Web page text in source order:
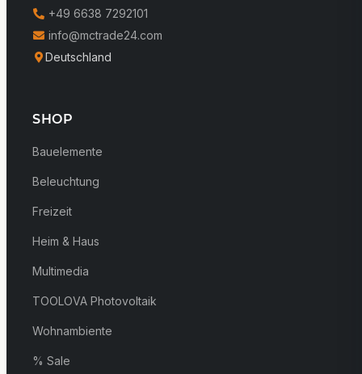
+49 6638 7292101
info@mctrade24.com
Deutschland
SHOP
Bauelemente
Beleuchtung
Freizeit
Heim & Haus
Multimedia
TOOLOVA Photovoltaik
Wohnambiente
% Sale